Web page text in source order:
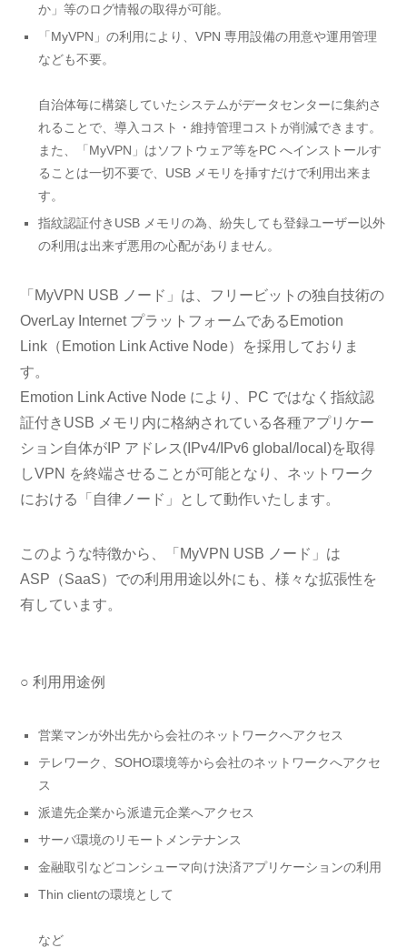
か」等のログ情報の取得が可能。
「MyVPN」の利用により、VPN 専用設備の用意や運用管理
なども不要。
自治体毎に構築していたシステムがデータセンターに集約さ
れることで、導入コスト・維持管理コストが削減できます。
また、「MyVPN」はソフトウェア等をPC へインストールす
ることは一切不要で、USB メモリを挿すだけで利用出来ま
す。
指紋認証付きUSB メモリの為、紛失しても登録ユーザー以外
の利用は出来ず悪用の心配がありません。
「MyVPN USB ノード」は、フリービットの独自技術の
OverLay Internet プラットフォームであるEmotion
Link（Emotion Link Active Node）を採用しておりま
す。
Emotion Link Active Node により、PC ではなく指紋認
証付きUSB メモリ内に格納されている各種アプリケー
ション自体がIP アドレス(IPv4/IPv6 global/local)を取得
しVPN を終端させることが可能となり、ネットワーク
における「自律ノード」として動作いたします。
このような特徴から、「MyVPN USB ノード」は
ASP（SaaS）での利用用途以外にも、様々な拡張性を
有しています。
○ 利用用途例
営業マンが外出先から会社のネットワークへアクセス
テレワーク、SOHO環境等から会社のネットワークへアクセ
ス
派遣先企業から派遣元企業へアクセス
サーバ環境のリモートメンテナンス
金融取引などコンシューマ向け決済アプリケーションの利用
Thin clientの環境として
など